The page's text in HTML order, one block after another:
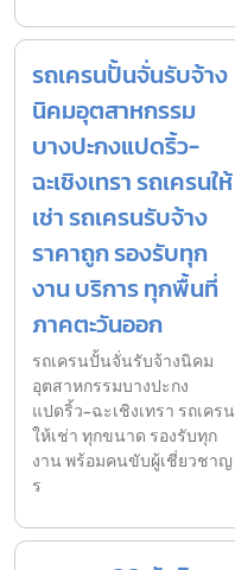
รถเครนปั้นจั่นรับจ้าง
นิคมอุตสาหกรรม
บางปะกงแปดริ้ว-
ฉะเชิงเทรา รถเครนให้
เช่า รถเครนรับจ้าง
ราคาถูก รองรับทุก
งาน บริการ ทุกพื้นที่
ภาคตะวันออก
รถเครนปั้นจั่นรับจ้างนิคม
อุตสาหกรรมบางปะกง
แปดริ้ว-ฉะเชิงเทรา รถเครน
ให้เช่า ทุกขนาด รองรับทุก
งาน พร้อมคนขับผู้เชี่ยวชาญ
ร